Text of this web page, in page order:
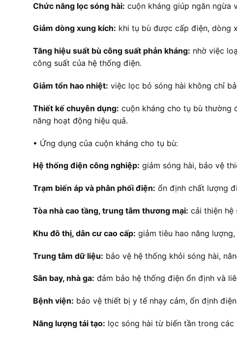
Chức năng lọc sóng hài: cuộn kháng giúp ngăn ngừa
Giảm dòng xung kích: khi tụ bù được cấp điện, dòng
Tăng hiệu suất bù công suất phản kháng: nhờ việc
công suất của hệ thống điện.
Giảm tổn hao nhiệt: việc lọc bỏ sóng hài không chỉ
Thiết kế chuyên dụng: cuộn kháng cho tụ bù thường
năng hoạt động hiệu quả.
• Ứng dụng của cuộn kháng cho tụ bù:
Hệ thống điện công nghiệp: giảm sóng hài, bảo vệ
Trạm biến áp và phân phối điện: ổn định chất lượng
Tòa nhà cao tầng, trung tâm thương mại: cải thiện hệ
Khu đô thị, dân cư cao cấp: giảm tiêu hao năng
Trung tâm dữ liệu: bảo vệ hệ thống khỏi sóng hài,
Sân bay, nhà ga: đảm bảo hệ thống điện ổn định và
Bệnh viện: bảo vệ thiết bị y tế nhạy cảm, ổn định
Năng lượng tái tạo: lọc sóng hài từ biến tần trong